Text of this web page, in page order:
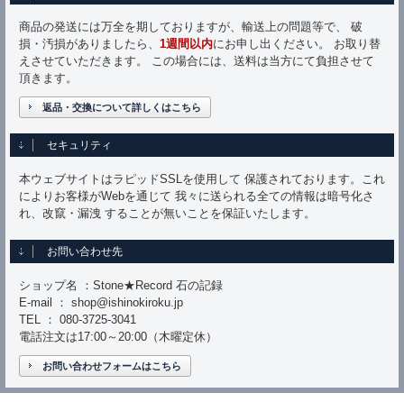
商品の発送には万全を期しておりますが、輸送上の問題等で、 破
損・汚損がありましたら、 1週間以内にお申し出ください。 お取り替
えさせていただきます。 この場合には、送料は当方にて負担させて
頂きます。
返品・交換について詳しくはこちら
セキュリティ
本ウェブサイトはラピッドSSLを使用して 保護されております。これ
によりお客様がWebを通じて 我々に送られる全ての情報は暗号化さ
れ、改竄・漏洩 することが無いことを保証いたします。
お問い合わせ先
ショップ名 ：Stone★Record 石の記録
E-mail ： shop@ishinokiroku.jp
TEL ： 080-3725-3041
電話注文は17:00～20:00（木曜定休）
お問い合わせフォームはこちら